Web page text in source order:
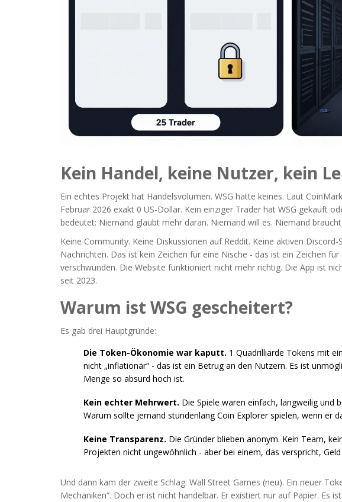
Kein Handel, keine Nutzer, kein
Ein echtes Projekt hat Handelsvolumen. WSG hatte keines. Laut
Februar 2026 exakt 0 US-Dollar. Kein einziger Trader hat WSG gekauft
bedeutet: Niemand glaubt mehr daran. Niemand will es. Niemand braucht
Keine Community. Keine Diskussionen auf Reddit. Keine aktiven
Nachrichten. Das ist kein Zeichen für eine Nische - das ist ein Zeichen
verschwunden. Die Website funktioniert nicht mehr richtig. Die App ist
seit 2023.
Warum ist WSG gescheitert?
Es gab drei Hauptgründe:
Die Token-Ökonomie war kaputt. 1 Quadrilliarde Tokens mit
nicht „inflationär“ - das ist ein Betrug an den Nutzern. Es ist
Menge so absurd hoch ist.
Kein echter Mehrwert. Die Spiele waren einfach, langweilig und
Warum sollte jemand stundenlang Coin Explorer spielen, wenn er
Keine Transparenz. Die Gründer blieben anonym. Kein Team,
Projekten nicht ungewöhnlich - aber bei einem, das verspricht,
Und dann kam der zweite Schlag: Wall Street Games (neu). Ein neuer
Mechaniken“. Doch er ist nicht handelbar. Er existiert nur auf Papier. Es